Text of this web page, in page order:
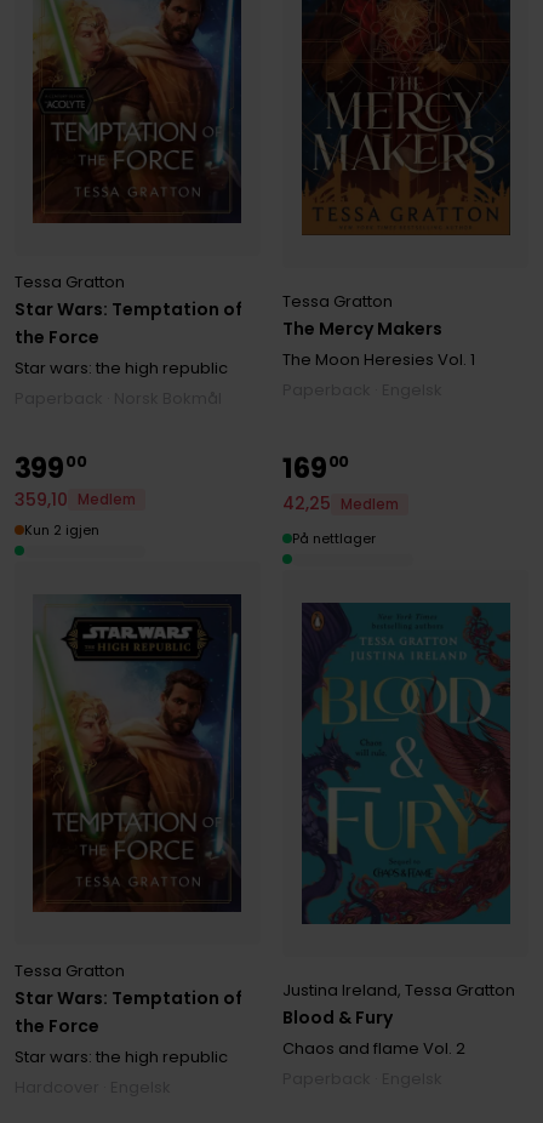
Star Wars: Temptation of
the Force
Tessa Gratton
Star wars: the high republic
The Mercy Makers
Tessa Gratton
The Moon Heresies Vol. 1
Star Wars: Temptation of
the Force
Tessa Gratton
Star wars: the high republic
39900
359,10
Medlem
Kun 2 igjen
Blood & Fury
Justina Ireland,Tessa Gratton
Chaos and flame Vol. 2
16900
42,25
Medlem
På nettlager